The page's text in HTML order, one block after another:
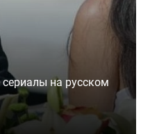
на русском